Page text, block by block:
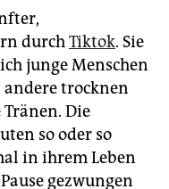
durchTiktok. Sie
junge Menschen
trocknen
Die
so oder so
in ihrem Leben
gezwungen